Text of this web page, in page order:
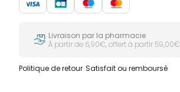
Livraison par la pharmacie
À partir de 6,90€, offert à partir 59,00€
Politique de retour Satisfait ou remboursé